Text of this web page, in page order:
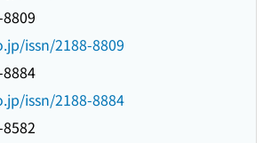
issn/2188-8809
issn/2188-8884